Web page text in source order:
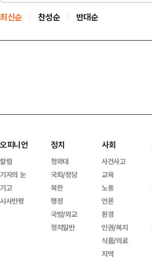
최신순 찬성순 반대순
오피니언
칼럼
기자의 눈
기고
시사만평
정치
청와대
국회/정당
북한
행정
국방/외교
정치일반
사회
사건사고
교육
노동
언론
환경
인권/복지
식품/의료
지역